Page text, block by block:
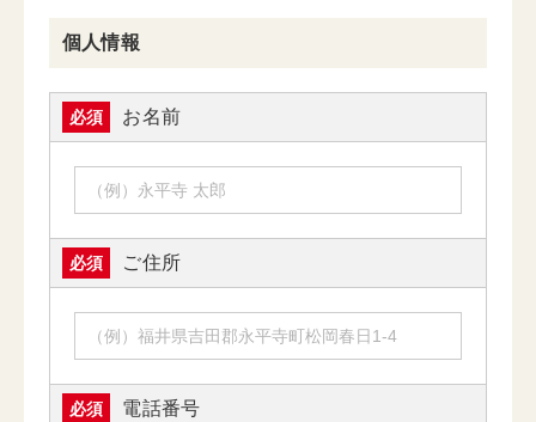
個人情報
必須 お名前
必須 ご住所
必須 電話番号